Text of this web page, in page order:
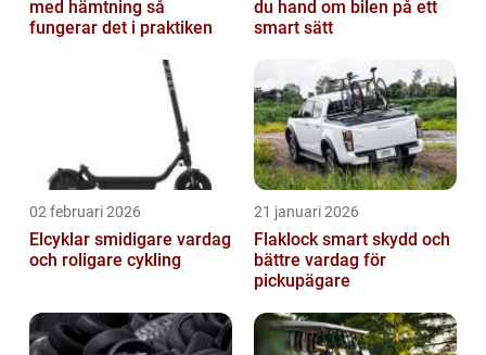
med hämtning så
fungerar det i praktiken
du hand om bilen på ett
smart sätt
02 februari 2026
Elcyklar smidigare vardag
och roligare cykling
21 januari 2026
Flaklock smart skydd och
bättre vardag för
pickupägare